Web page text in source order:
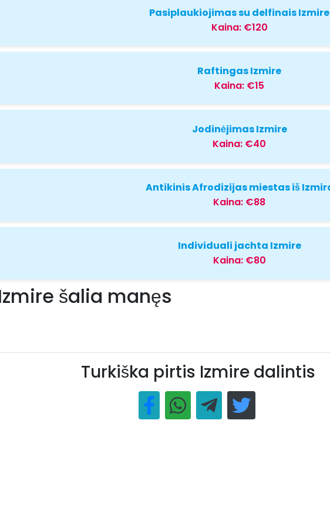
Pasiplaukiojimas su delfinais Izmire
Kaina: €120
Raftingas Izmire
Kaina: €15
Jodinėjimas Izmire
Kaina: €40
Antikinis Afrodizijas miestas iš
Kaina: €88
Individuali jachta Izmire
Kaina: €80
šalia manęs
Turkiška pirtis Izmire dalintis